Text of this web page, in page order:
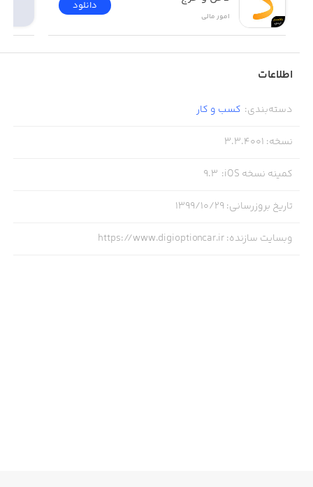
امور ‌مالی
دانلود
اطلاعات
دسته‌بندی: کسب‌ و ‌کار
نسخه:
3.3.4001
کمینه نسخه iOS :
9.3
تاریخ بروزرسانی: ۱۳۹۹/۱۰/۲۹
وبسایت سازنده:
https://www.digioptioncar.ir